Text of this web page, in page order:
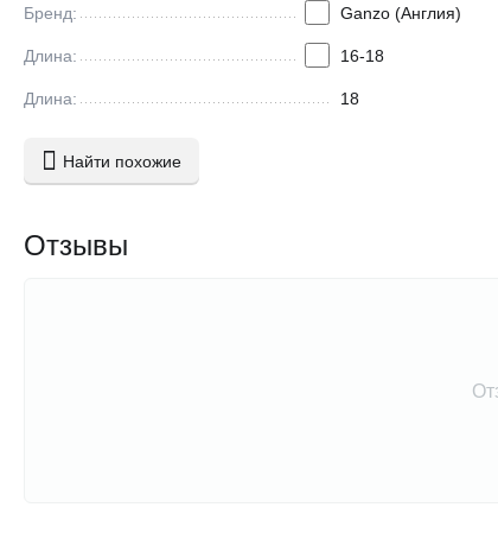
Бренд: Ganzo (Англия)
Длина: 16-18
Длина: 18
Найти похожие
Отзывы